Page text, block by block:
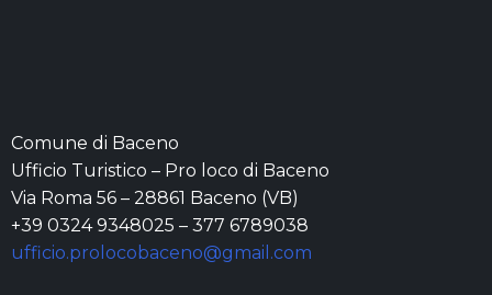
Comune di Baceno
Ufficio Turistico – Pro loco di Baceno
Via Roma 56 – 28861 Baceno (VB)
+39 0324 9348025 – 377 6789038
ufficio.prolocobaceno@gmail.com